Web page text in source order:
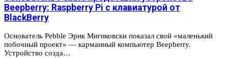
Beepberry: Raspberry Pi с клавиатурой от
BlackBerry
Основатель Pebble Эрик Мигиковски показал свой «маленький
побочный проект» — карманный компьютер Beepberry.
Устройство созда…